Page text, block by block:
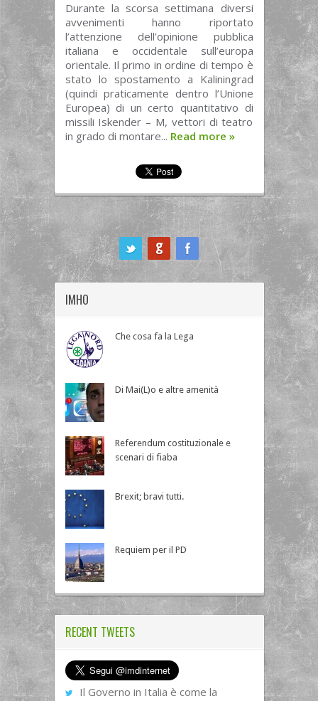
Durante la scorsa settimana diversi
avvenimenti hanno riportato
l’attenzione dell’opinione pubblica
italiana e occidentale sull’europa
orientale. Il primo in ordine di tempo è
stato lo spostamento a Kaliningrad
(quindi praticamente dentro l’Unione
Europea) di un certo quantitativo di
missili Iskender – M, vettori di teatro
in grado di montare... Read more »
IMHO
Che cosa fa la Lega
Di Mai(L)o e altre amenità
Referendum costituzionale e
scenari di fiaba
Brexit; bravi tutti.
Requiem per il PD
RECENT TWEETS
Il Governo in Italia è come la